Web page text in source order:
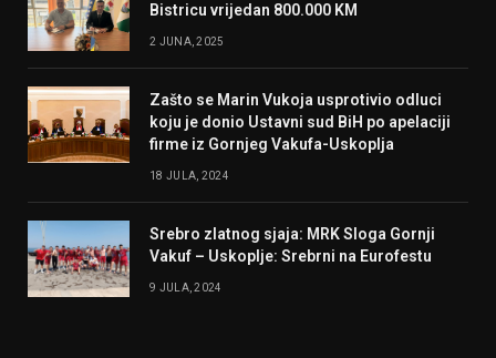
Bistricu vrijedan 800.000 KM
2 JUNA, 2025
Zašto se Marin Vukoja usprotivio odluci
koju je donio Ustavni sud BiH po apelaciji
firme iz Gornjeg Vakufa-Uskoplja
18 JULA, 2024
Srebro zlatnog sjaja: MRK Sloga Gornji
Vakuf – Uskoplje: Srebrni na Eurofestu
9 JULA, 2024